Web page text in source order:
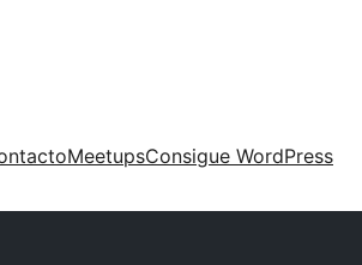
MeetupsConsigue WordPress